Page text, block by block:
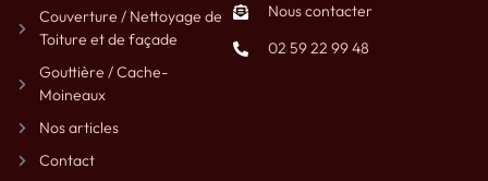
Couverture / Nettoyage de
Toiture et de façade
Gouttière / Cache-
Moineaux
Nos articles
Contact
Nous contacter
02 59 22 99 48